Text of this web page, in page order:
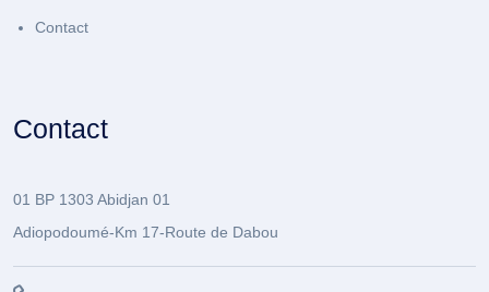
Contact
Contact
01 BP 1303 Abidjan 01
Adiopodoumé-Km 17-Route de Dabou